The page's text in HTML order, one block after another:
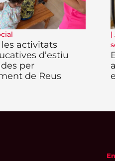
activitats
d’estiu
per
de Reus
|